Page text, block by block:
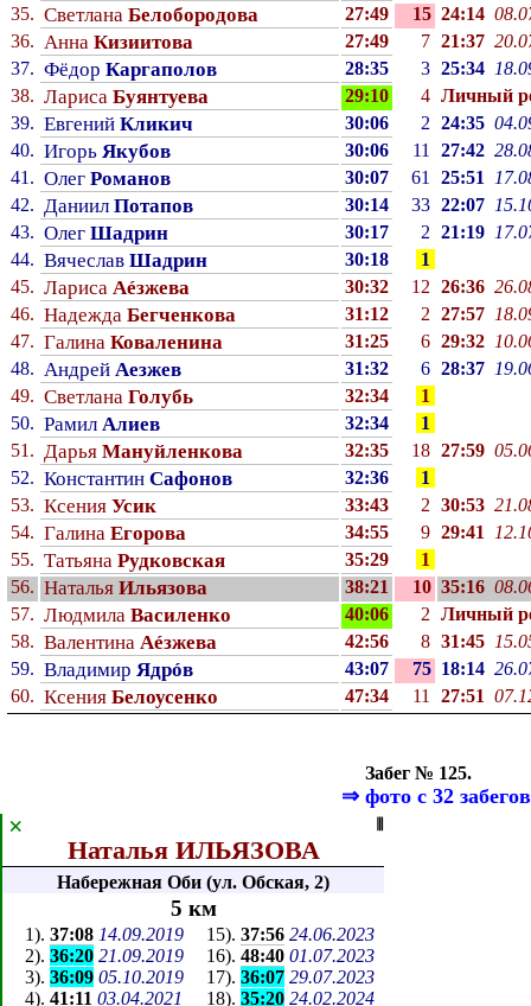
35. Светлана Белобородова 27:49 15 24:14
36. Анна Кизиитова 27:49 7 21:37
37. Фёдор Каргаполов 28:35 3 25:34
38. Лариса Буянтуева 29:10 4 Личный
39. Евгений Кликич 30:06 2 24:35
40. Игорь Якубов 30:06 11 27:42
41. Олег Романов 30:07 61 25:51
42. Даниил Потапов 30:14 33 22:07
43. Олег Шадрин 30:17 2 21:19
44. Вячеслав Шадрин 30:18
1
45. Лариса Аéзжева 30:32 12 26:36
46. Надежда Бегченкова 31:12 2 27:57
47. Галина Коваленина 31:25 6 29:32
48. Андрей Аезжев 31:32 6 28:37
49. Светлана Голубь 32:34
1
50. Рамил Алиев 32:34
1
51. Дарья Мануйленкова 32:35 18 27:59
52. Константин Сафонов 32:36
1
53. Ксения Усик 33:43 2 30:53
54. Галина Егорова 34:55 9 29:41
55. Татьяна Рудковская 35:29
1
56. Наталья Ильязова 38:21 10 35:16
57. Людмила Василенко 40:06 2 Личный
58. Валентина Аéзжева 42:56 8 31:45
59. Владимир Ядрóв 43:07 75 18:14
60. Ксения Белоусенко 47:34 11 27:51
Забег № 125.
⇒ фото с 32 забегов
⦀
×
Наталья ИЛЬЯЗОВА
Набережная Оби (ул. Обская, 2)
5 км
1). 37:08 14.09.2019 15). 37:56 24.06.2023
2). 36:20 21.09.2019 16). 48:40 01.07.2023
3). 36:09 05.10.2019 17). 36:07 29.07.2023
4).41:11 03.04.2021 18). 35:20 24.02.2024